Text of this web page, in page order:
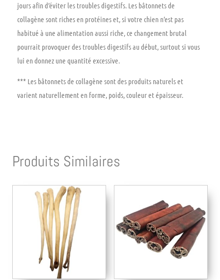
jours afin d’éviter les troubles digestifs. Les bâtonnets de
collagène sont riches en protéines et, si votre chien n’est pas
habitué à une alimentation aussi riche, ce changement brutal
pourrait provoquer des troubles digestifs au début, surtout si vous
lui en donnez une quantité excessive.
*** Les bâtonnets de collagène sont des produits naturels et
varient naturellement en forme, poids, couleur et épaisseur.
Produits Similaires